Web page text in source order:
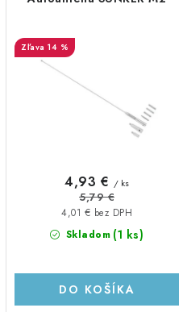
14 %
Skladom (1 ks)
4,01 € bez DPH
4,93 € / ks
5,79 €
DO KOŠÍKA